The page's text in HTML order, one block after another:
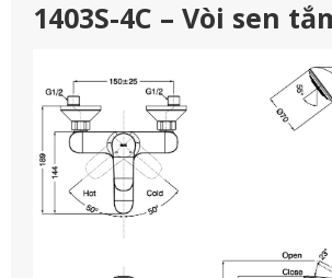
1403S-4C – Vòi sen